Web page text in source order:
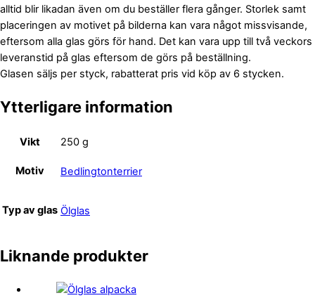
alltid blir likadan även om du beställer flera gånger. Storlek samt
placeringen av motivet på bilderna kan vara något missvisande,
eftersom alla glas görs för hand. Det kan vara upp till två veckors
leveranstid på glas eftersom de görs på beställning.
Glasen säljs per styck, rabatterat pris vid köp av 6 stycken.
Ytterligare information
Vikt 250 g
Motiv Bedlingtonterrier
Typ av glas Ölglas
Liknande produkter